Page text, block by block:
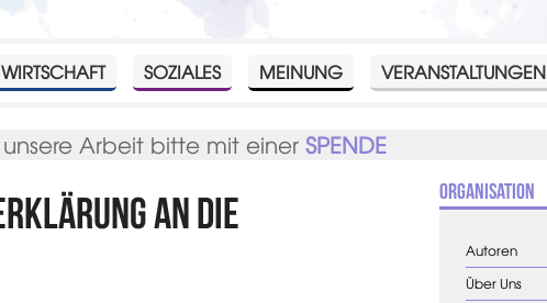
WIRTSCHAFT SOZIALES MEINUNG VERANSTALTUNGEN
unsere Arbeit bitte mit einerSPENDE
an die
Organisation
Autoren
Über Uns